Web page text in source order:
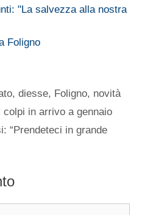
"La salvezza alla nostra
Foligno
,diesse, Foligno, novità
in arrivo a gennaio
“Prendeteci in grande